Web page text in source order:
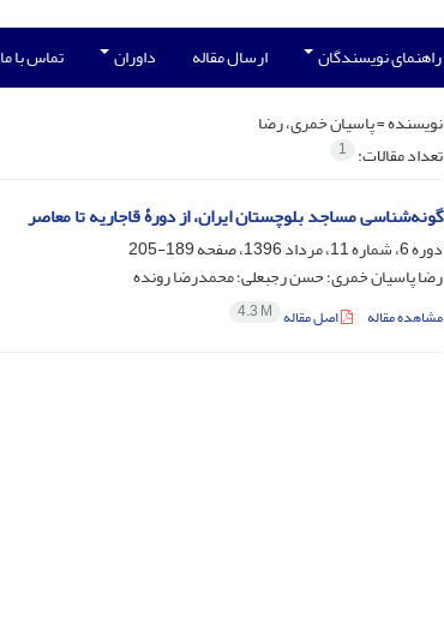
راهنمای نویسندگان ارسال مقاله داوران تماس با ما
نویسنده =پاسیان خمری، رضا
تعداد مقالات: 1
گونه‌شناسی مساجد بلوچستان ایران، از دورۀ قاجاریه تا معاصر
دوره 6، شماره 11، مرداد 1396، صفحه
189-205
رضا پاسیان خمری؛ حسن رجبعلی؛ محمدرضا رونده
مشاهده مقاله اصل مقاله 4.3 M